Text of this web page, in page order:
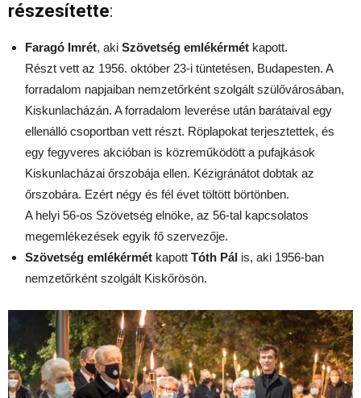
részesítette:
Faragó Imrét, aki Szövetség emlékérmét kapott.
Részt vett az 1956. október 23-i tüntetésen, Budapesten. A
forradalom napjaiban nemzetőrként szolgált szülővárosában,
Kiskunlacházán. A forradalom leverése után barátaival egy
ellenálló csoportban vett részt. Röplapokat terjesztettek, és
egy fegyveres akcióban is közreműködött a pufajkások
Kiskunlacházai őrszobája ellen. Kézigránátot dobtak az
őrszobára. Ezért négy és fél évet töltött börtönben.
A helyi 56-os Szövetség elnöke, az 56-tal kapcsolatos
megemlékezések egyik fő szervezője.
Szövetség emlékérmét kapott Tóth Pál is, aki 1956-ban
nemzetőrként szolgált Kiskőrösön.